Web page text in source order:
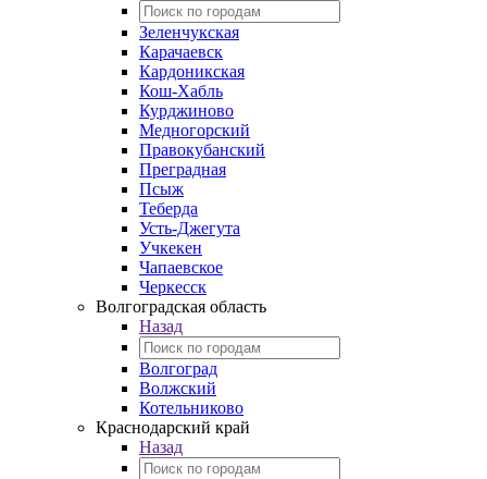
Зеленчукская
Карачаевск
Кардоникская
Кош-Хабль
Курджиново
Медногорский
Правокубанский
Преградная
Псыж
Теберда
Усть-Джегута
Учкекен
Чапаевское
Черкесск
Волгоградская область
Назад
Волгоград
Волжский
Котельниково
Краснодарский край
Назад